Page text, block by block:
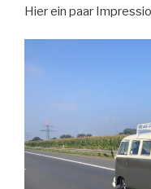
Hier ein paar